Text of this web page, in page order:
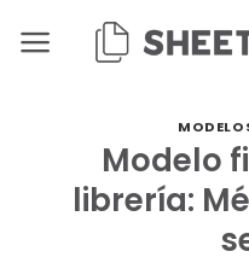
Modelo
librería: